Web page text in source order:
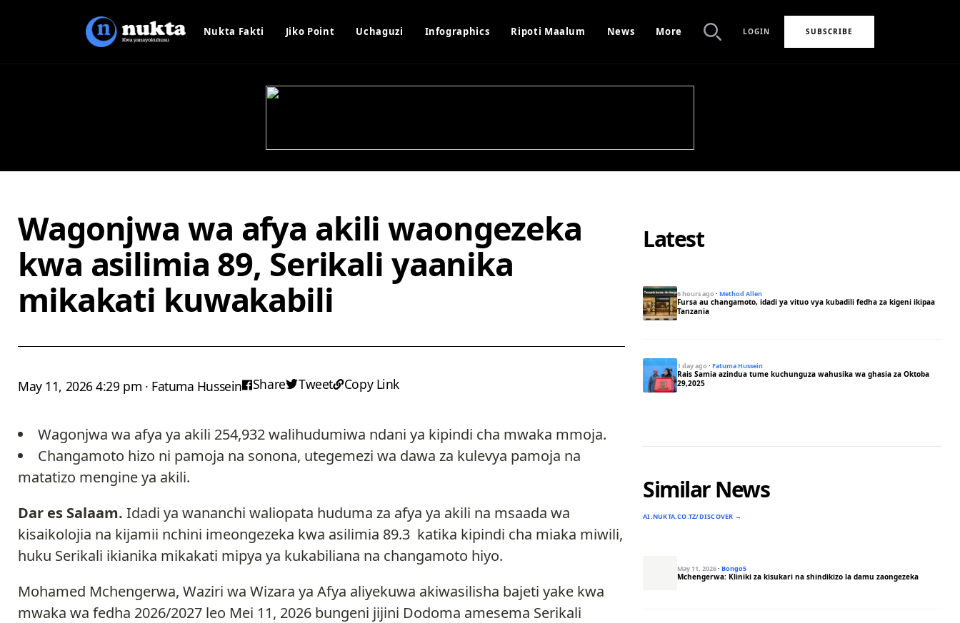
Nukta Fakti Jiko Point Uchaguzi Infographics Ripoti Maalum News More LOGIN SUBSCRIBE
Wagonjwa wa afya akili waongezeka
kwa asilimia 89, Serikali yaanika
mikakati kuwakabili
May 11, 2026 4:29 pm · Fatuma Hussein Share Tweet Copy Link
Wagonjwa wa afya ya akili 254,932 walihudumiwa ndani ya kipindi cha mwaka mmoja.
Changamoto hizo ni pamoja na sonona, utegemezi wa dawa za kulevya pamoja na
matatizo mengine ya akili.
Dar es Salaam. Idadi ya wananchi waliopata huduma za afya ya akili na msaada wa
kisaikolojia na kijamii nchini imeongezeka kwa asilimia 89.3 katika kipindi cha miaka miwili,
huku Serikali ikianika mikakati mipya ya kukabiliana na changamoto hiyo.
Mohamed Mchengerwa, Waziri wa Wizara ya Afya aliyekuwa akiwasilisha bajeti yake kwa
mwaka wa fedha 2026/2027 leo Mei 11, 2026 bungeni jijini Dodoma amesema Serikali
Latest
6 hours ago ·Method Allen
Fursa au changamoto, idadi ya vituo vya kubadili fedha za kigeni ikipaa
Tanzania
1 day ago ·Fatuma Hussein
Rais Samia azindua tume kuchunguza wahusika wa ghasia za Oktoba
29,2025
Similar News
AI.NUKTA.CO.TZ/DISCOVER →
May 11, 2026·Bongo5
Mchengerwa: Kliniki za kisukari na shindikizo la damu zaongezeka